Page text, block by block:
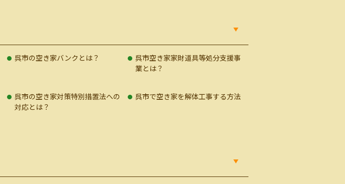
呉市の空き家バンクとは？
呉市空き家家財道具等処分支援事
業とは？
呉市の空き家対策特別措置法への
対応とは？
呉市で空き家を解体工事する方法